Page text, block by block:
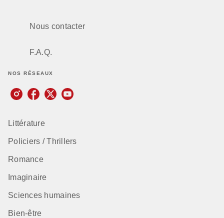
Nous contacter
F.A.Q.
NOS RÉSEAUX
Littérature
Policiers / Thrillers
Romance
Imaginaire
Sciences humaines
Bien-être